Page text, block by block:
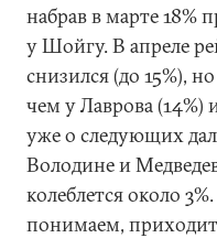
набрав в марте 18%
у Шойгу. В апреле
снизился (до 15%),
чем у Лаврова (14%)
уже о следующих
Володине и
колеблется около
понимаем,